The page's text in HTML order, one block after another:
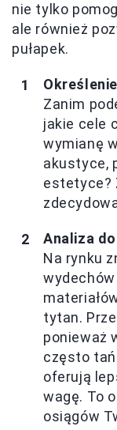
nie tylko
ale również
pułapek.
Zanim
jakie cele
wymianę
akustyce,
estetyce?
Analiza
Na rynku
tytan.
ponieważ
często
oferują
wagę. To
osiągów